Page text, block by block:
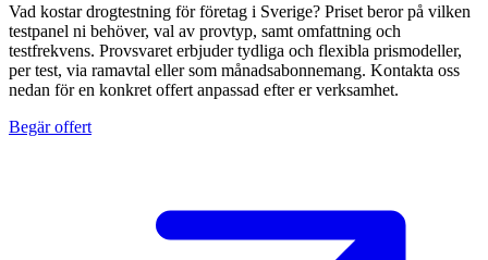
Vad kostar drogtestning för företag i Sverige? Priset beror på vilken
testpanel ni behöver, val av provtyp, samt omfattning och
testfrekvens. Provsvaret erbjuder tydliga och flexibla prismodeller,
per test, via ramavtal eller som månadsabonnemang. Kontakta oss
nedan för en konkret offert anpassad efter er verksamhet.
Begär offert